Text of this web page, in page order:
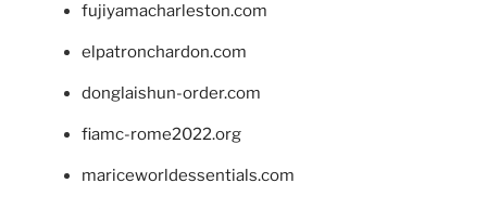
fujiyamacharleston.com
elpatronchardon.com
donglaishun-order.com
fiamc-rome2022.org
mariceworldessentials.com